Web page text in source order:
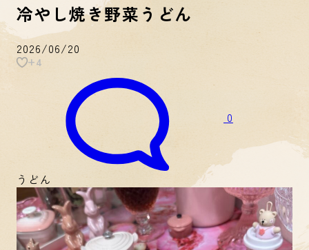
冷やし焼き野菜うどん
2026/06/20
+4
0
うどん